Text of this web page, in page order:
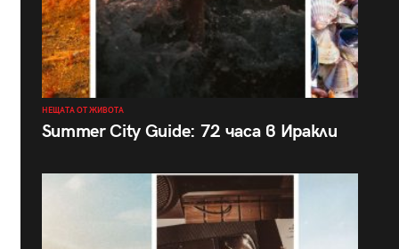
НЕЩАТА ОТ ЖИВОТА
Summer City Guide: 72 часа в Иракли